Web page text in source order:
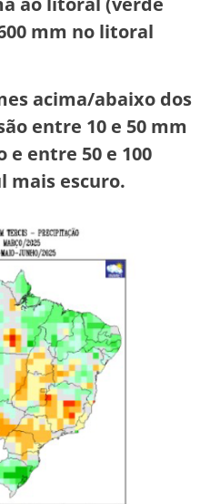
mm no litoral
acima/abaixo dos
entre 10 e 50 mm
e entre 50 e 100
mais escuro.